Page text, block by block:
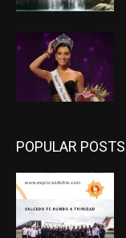
POPULAR POSTS